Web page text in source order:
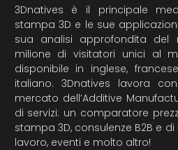
3Dnatives è il principale
stampa 3D e le sue
sua analisi approfondita del
milione di visitatori unici al
disponibile in inglese,
italiano. 3Dnatives lavora
mercato dell’Additive
di servizi: un comparatore
stampa 3D, consulenze B2B e
lavoro, eventi e molto altro!